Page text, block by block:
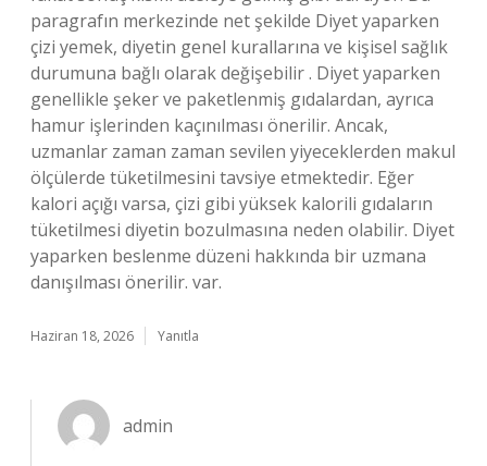
paragrafın merkezinde net şekilde Diyet yaparken
çizi yemek, diyetin genel kurallarına ve kişisel sağlık
durumuna bağlı olarak değişebilir . Diyet yaparken
genellikle şeker ve paketlenmiş gıdalardan, ayrıca
hamur işlerinden kaçınılması önerilir. Ancak,
uzmanlar zaman zaman sevilen yiyeceklerden makul
ölçülerde tüketilmesini tavsiye etmektedir. Eğer
kalori açığı varsa, çizi gibi yüksek kalorili gıdaların
tüketilmesi diyetin bozulmasına neden olabilir. Diyet
yaparken beslenme düzeni hakkında bir uzmana
danışılması önerilir. var.
Haziran 18, 2026 Yanıtla
admin